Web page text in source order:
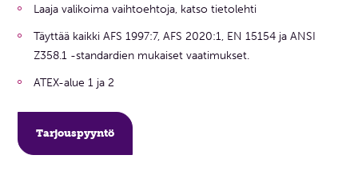
Laaja valikoima vaihtoehtoja, katso tietolehti
Täyttää kaikki AFS 1997:7, AFS 2020:1, EN 15154 ja ANSI
Z358.1 -standardien mukaiset vaatimukset.
ATEX-alue 1 ja 2
Tarjouspyyntö